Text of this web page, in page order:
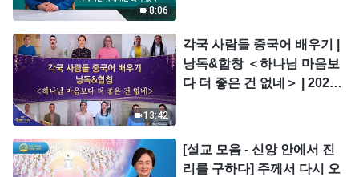
8:06
13:42
각국 사람들 중국어 배우기 |
낭독&합창 ＜하나님 마음보
다 더 좋은 건 없네＞ | 2026
[설교 모음 - 신앙 안에서 진
리를 구하다] 주께서 다시 오